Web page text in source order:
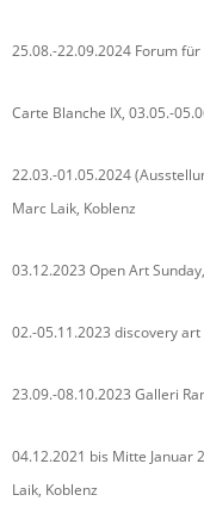
25.08.-22.09.2024 Forum
Carte Blanche IX, 03.05.-
22.03.-01.05.2024
Marc Laik, Koblenz
03.12.2023 Open Art
02.-05.11.2023 discovery
23.09.-08.10.2023 Galleri
04.12.2021 bis Mitte Januar
Laik, Koblenz